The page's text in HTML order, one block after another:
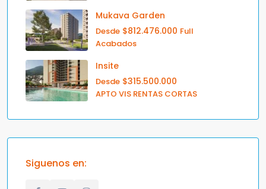
Mukava Garden
Desde $812.476.000 Full
Acabados
Insite
Desde $315.500.000
APTO VIS RENTAS CORTAS
Siguenos en: